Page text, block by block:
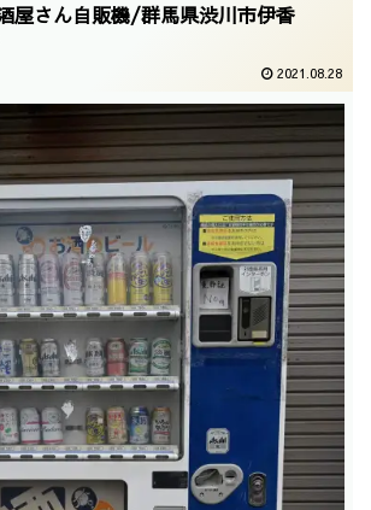
屋さん自販機/群馬県渋川市伊香
2021.08.28